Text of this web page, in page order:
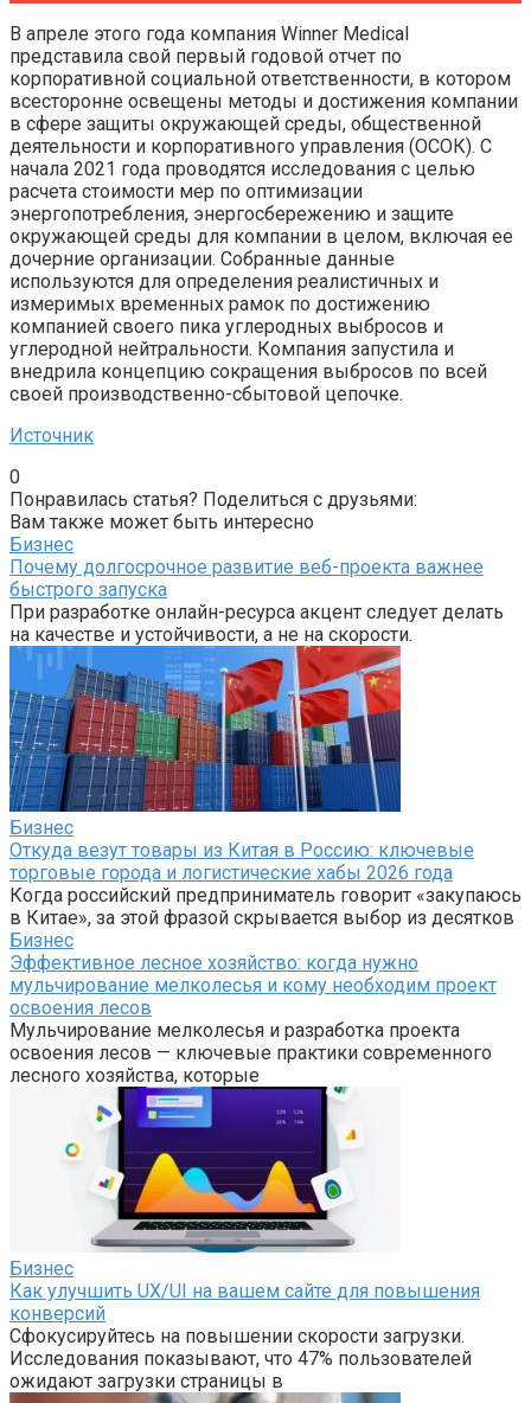
В апреле этого года компания Winner Medical
представила свой первый годовой отчет по
корпоративной социальной ответственности, в котором
всесторонне освещены методы и достижения компании
в сфере защиты окружающей среды, общественной
деятельности и корпоративного управления (ОСОК). С
начала 2021 года проводятся исследования с целью
расчета стоимости мер по оптимизации
энергопотребления, энергосбережению и защите
окружающей среды для компании в целом, включая ее
дочерние организации. Собранные данные
используются для определения реалистичных и
измеримых временных рамок по достижению
компанией своего пика углеродных выбросов и
углеродной нейтральности. Компания запустила и
внедрила концепцию сокращения выбросов по всей
своей производственно-сбытовой цепочке.
Источник
0
Понравилась статья? Поделиться с друзьями:
Вам также может быть интересно
Бизнес
Почему долгосрочное развитие веб-проекта важнее
быстрого запуска
При разработке онлайн-ресурса акцент следует делать
на качестве и устойчивости, а не на скорости.
Бизнес
Откуда везут товары из Китая в Россию: ключевые
торговые города и логистические хабы 2026 года
Когда российский предприниматель говорит «закупаюсь
в Китае», за этой фразой скрывается выбор из десятков
Бизнес
Эффективное лесное хозяйство: когда нужно
мульчирование мелколесья и кому необходим проект
освоения лесов
Мульчирование мелколесья и разработка проекта
освоения лесов — ключевые практики современного
лесного хозяйства, которые
Бизнес
Как улучшить UX/UI на вашем сайте для повышения
конверсий
Сфокусируйтесь на повышении скорости загрузки.
Исследования показывают, что 47% пользователей
ожидают загрузки страницы в